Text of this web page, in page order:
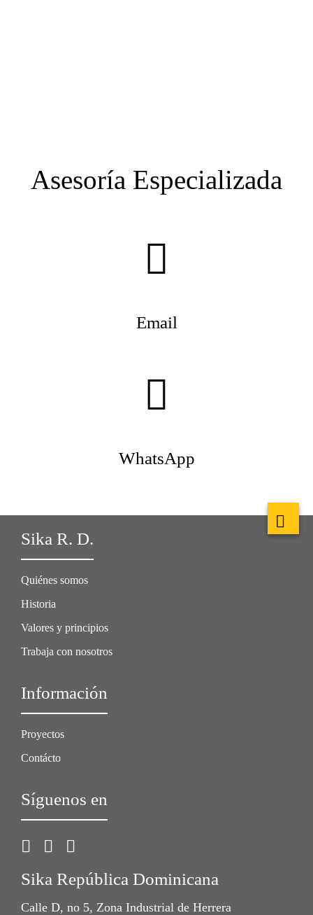
Asesoría Especializada
Email
WhatsApp
Sika R. D.
Quiénes somos
Historia
Valores y principios
Trabaja con nosotros
Información
Proyectos
Contácto
Síguenos en
Sika República Dominicana
Calle D, no 5, Zona Industrial de Herrera